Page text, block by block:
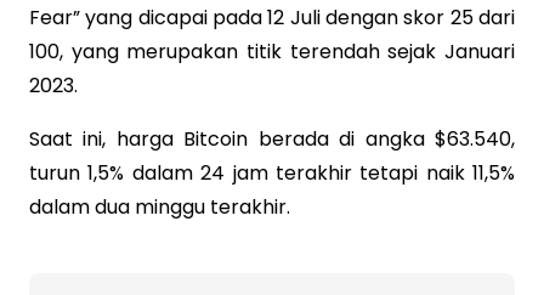
Fear” yang dicapai pada 12 Juli dengan skor 25 dari
100, yang merupakan titik terendah sejak Januari
2023.
Saat ini, harga Bitcoin berada di angka $63.540,
turun 1,5% dalam 24 jam terakhir tetapi naik 11,5%
dalam dua minggu terakhir.